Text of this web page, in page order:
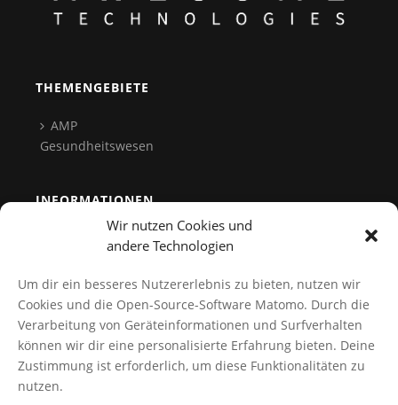
Wir nutzen Cookies und
andere Technologien
Um dir ein besseres Nutzererlebnis zu bieten, nutzen wir
Cookies und die Open-Source-Software Matomo. Durch die
Verarbeitung von Geräteinformationen und Surfverhalten
können wir dir eine personalisierte Erfahrung bieten. Deine
Zustimmung ist erforderlich, um diese Funktionalitäten zu
nutzen.
THEMENGEBIETE
AMP
Gesundheitswesen
INFORMATIONEN
Datenschutz
Cookies verwalten
AGB
Impressum